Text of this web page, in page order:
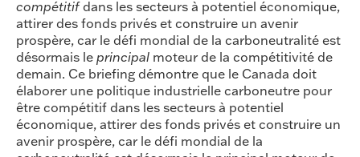
compétitifdans les secteurs à potentiel économique,
attirer des fonds privés et construire un avenir
prospère, car le défi mondial de la carboneutralité est
désormais le principal moteur de la compétitivité de
demain. Ce briefing démontre que le Canada doit
élaborer une politique industrielle carboneutre pour
être compétitif dans les secteurs à potentiel
économique, attirer des fonds privés et construire un
avenir prospère, car le défi mondial de la